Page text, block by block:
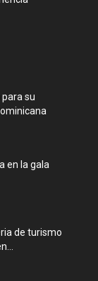
su
en la gala
de turismo